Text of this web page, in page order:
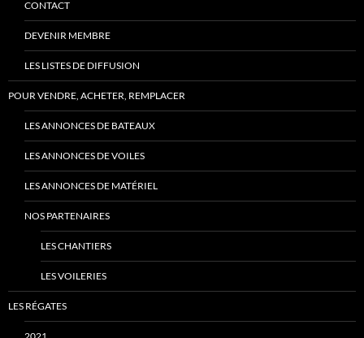
CONTACT
DEVENIR MEMBRE
LES LISTES DE DIFFUSION
POUR VENDRE, ACHETER, REMPLACER
LES ANNONCES DE BATEAUX
LES ANNONCES DE VOILES
LES ANNONCES DE MATÉRIEL
NOS PARTENAIRES
LES CHANTIERS
LES VOILERIES
LES RÉGATES